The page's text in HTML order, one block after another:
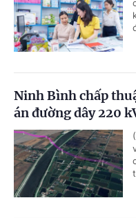
Ninh Bình chấp
án đường dây 220